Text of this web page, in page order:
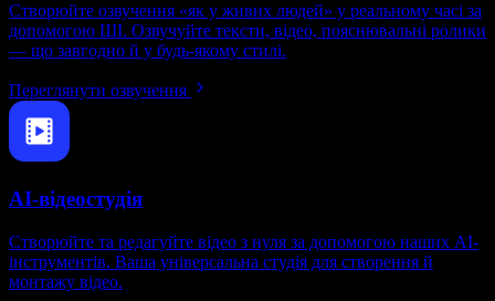
Створюйте озвучення «як у живих людей» у реальному часі за
допомогою ШІ. Озвучуйте тексти, відео, пояснювальні ролики
— що завгодно й у будь-якому стилі.
Переглянути озвучення
AI-відеостудія
Створюйте та редагуйте відео з нуля за допомогою наших AI-
інструментів. Ваша універсальна студія для створення й
монтажу відео.